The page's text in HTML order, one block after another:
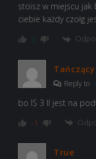
stoisz w miejscu jak
ciebie każdy czołg
3
Reply to
bo IS 3 II jest na
-1
True